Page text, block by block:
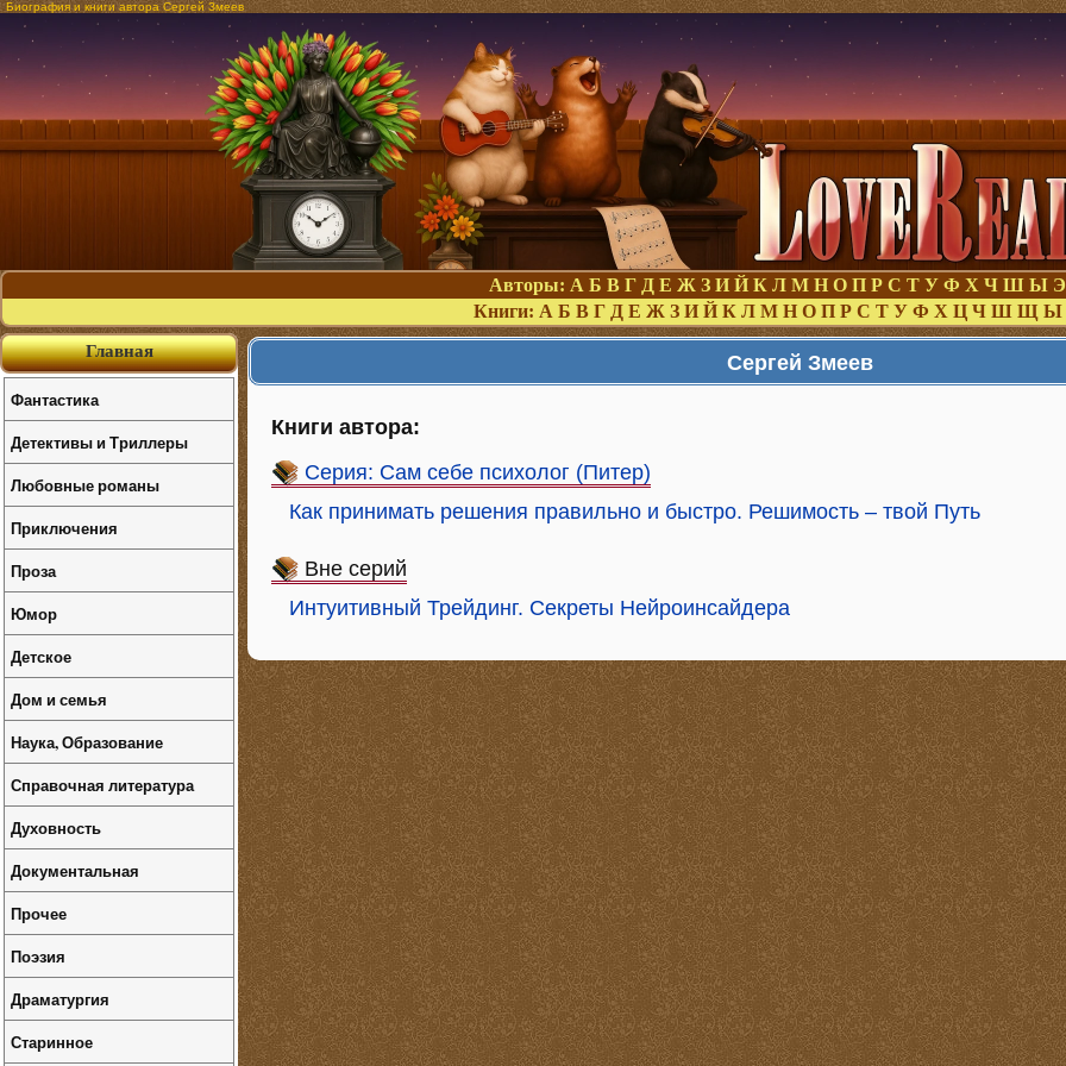
Биография и книги автора Сергей Змеев
Авторы: А Б В Г Д Е Ж З И Й К Л М Н О П Р С Т У Ф Х Ч Ш Ы Э
Книги: А Б В Г Д Е Ж З И Й К Л М Н О П Р С Т У Ф Х Ц Ч Ш Щ Ы
Сергей Змеев
Книги автора:
Серия: Сам себе психолог (Питер)
Как принимать решения правильно и быстро. Решимость – твой Путь
Вне серий
Интуитивный Трейдинг. Секреты Нейроинсайдера
Главная
Фантастика
Детективы и Триллеры
Любовные романы
Приключения
Проза
Юмор
Детское
Дом и семья
Наука, Образование
Справочная литература
Духовность
Документальная
Прочее
Поэзия
Драматургия
Старинное